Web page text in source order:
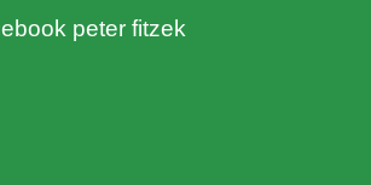
peter fitzek